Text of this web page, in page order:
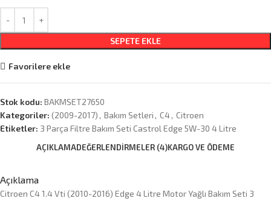
SEPETE EKLE
Favorilere ekle
Stok kodu: BAKMSET27650
Kategoriler: (2009-2017) , Bakım Setleri , C4, Citroen
Etiketler: 3 Parça Filtre Bakım Seti Castrol Edge 5W-30 4 Litre
AÇIKLAMADEĞERLENDIRMELER (4)KARGO VE ÖDEME
Açıklama
Citroen C4 1.4 Vti (2010-2016) Edge 4 Litre Motor Yağlı Bakım Seti 3